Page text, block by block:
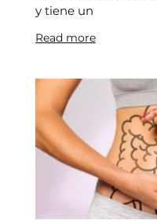
y tiene un
Read more